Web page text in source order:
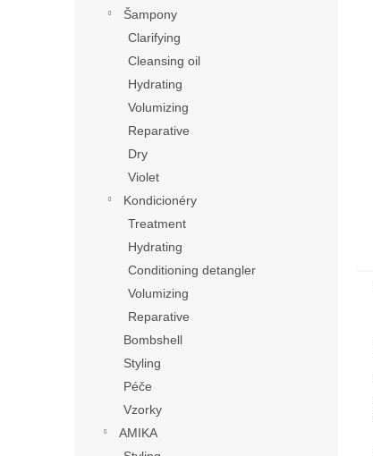
Šampony
Clarifying
Cleansing oil
Hydrating
Volumizing
Reparative
Dry
Violet
Kondicionéry
Treatment
Hydrating
Conditioning detangler
Volumizing
Reparative
Bombshell
Styling
Péče
Vzorky
AMIKA